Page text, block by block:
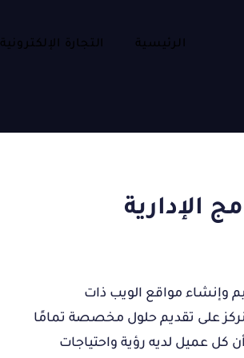
الرئيسية التجارة الإلكترونية
الإدارية
وإنشاء مواقع الويب ذات
نركز على تقديم حلول مخصصة تمامًا
كل عميل لديه رؤية واحتياجات